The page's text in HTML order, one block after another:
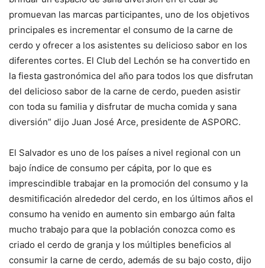
promuevan las marcas participantes, uno de los objetivos
principales es incrementar el consumo de la carne de
cerdo y ofrecer a los asistentes su delicioso sabor en los
diferentes cortes. El Club del Lechón se ha convertido en
la fiesta gastronómica del año para todos los que disfrutan
del delicioso sabor de la carne de cerdo, pueden asistir
con toda su familia y disfrutar de mucha comida y sana
diversión” dijo Juan José Arce, presidente de ASPORC.
El Salvador es uno de los países a nivel regional con un
bajo índice de consumo per cápita, por lo que es
imprescindible trabajar en la promoción del consumo y la
desmitificación alrededor del cerdo, en los últimos años el
consumo ha venido en aumento sin embargo aún falta
mucho trabajo para que la población conozca como es
criado el cerdo de granja y los múltiples beneficios al
consumir la carne de cerdo, además de su bajo costo, dijo